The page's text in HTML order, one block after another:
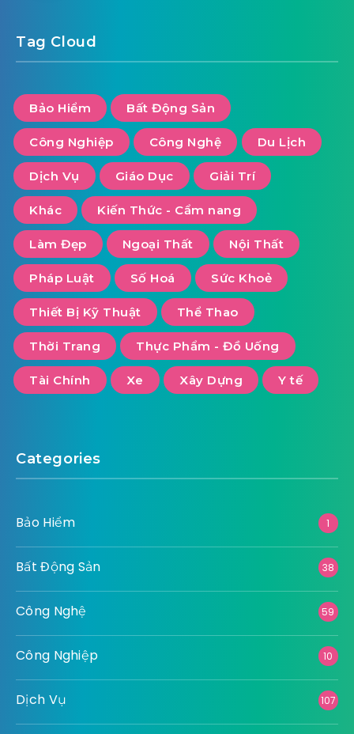
Tag Cloud
Bảo Hiểm Bất Động Sản
Công Nghiệp Công Nghệ Du Lịch
Dịch Vụ Giáo Dục Giải Trí
Khác Kiến Thức - Cẩm nang
Làm Đẹp Ngoại Thất Nội Thất
Pháp Luật Số Hoá Sức Khoẻ
Thiết Bị Kỹ Thuật Thể Thao
Thời Trang Thực Phẩm - Đồ Uống
Tài Chính Xe Xây Dựng Y tế
Categories
Bảo Hiểm 1
Bất Động Sản 38
Công Nghệ 59
Công Nghiệp 10
Dịch Vụ 107